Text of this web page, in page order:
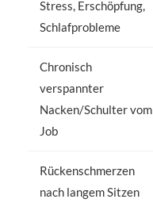
Stress, Erschöpfung,
Schlafprobleme
Chronisch
verspannter
Nacken/Schulter vom
Job
Rückenschmerzen
nach langem Sitzen